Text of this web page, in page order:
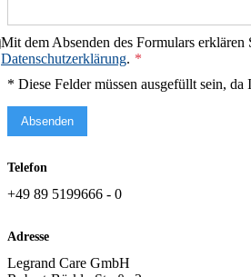
Mit dem Absenden des Formulars
Datenschutzerklärung.
* Diese Felder müssen ausgefüllt sein,
Absenden
Telefon
+49 89 5199666 - 0
Adresse
Legrand Care GmbH